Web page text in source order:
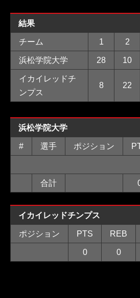
結果
チーム 1 2
浜松学院大学 28 10
イカイレッドチ
ンプス
8 22
浜松学院大学
# 選手 ポジション
合計
イカイレッドチンプス
ポジション PTS REB
0 0